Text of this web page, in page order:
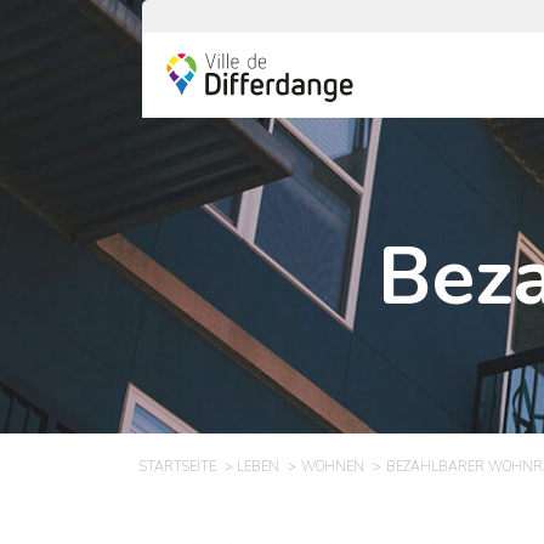
STARTSEITE LEBEN WOHNEN BEZAHLBARER